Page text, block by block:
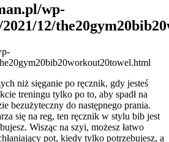
wp-
12/
niż sięganie po ręcznik, gdy jesteś
treningu tylko po to, aby spadł na
bezużyteczny do następnego prania.
się na reg, ten ręcznik w stylu bib jest
Wisząc na szyi, możesz łatwo
pot, kiedy tylko potrzebujesz, a